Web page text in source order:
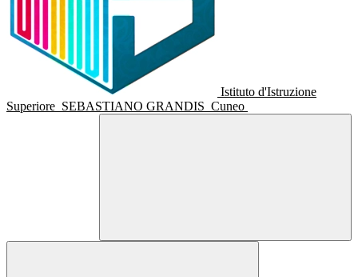
Istituto d'Istruzione
Superiore SEBASTIANO GRANDIS Cuneo